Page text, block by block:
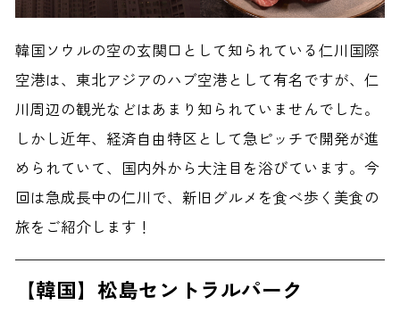
韓国ソウルの空の玄関口として知られている仁川国際
空港は、東北アジアのハブ空港として有名ですが、仁
川周辺の観光などはあまり知られていませんでした。
しかし近年、経済自由特区として急ピッチで開発が進
められていて、国内外から大注目を浴びています。今
回は急成長中の仁川で、新旧グルメを食べ歩く美食の
旅をご紹介します！
【韓国】松島セントラルパーク